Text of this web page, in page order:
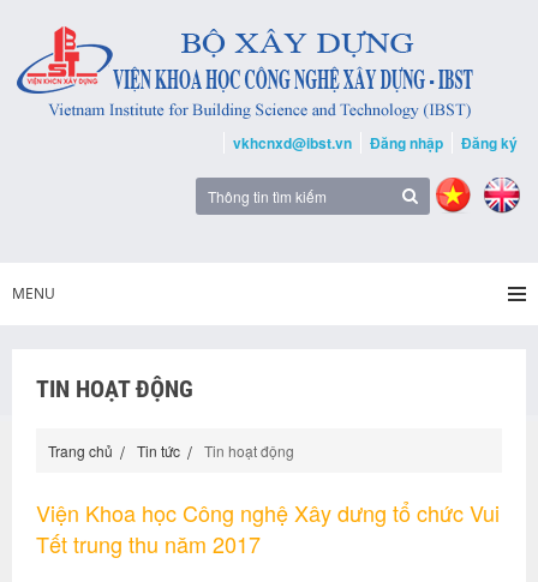
vkhcnxd@ibst.vn Đăng nhập Đăng ký
MENU
TIN HOẠT ĐỘNG
Trang chủ Tin tức Tin hoạt động
Viện Khoa học Công nghệ Xây dưng tổ chức Vui
Tết trung thu năm 2017